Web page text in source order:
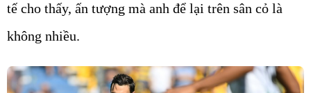
tế cho thấy, ấn tượng mà anh để lại trên sân cỏ là
không nhiều.